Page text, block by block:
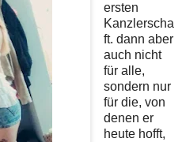
ersten
Kanzlerscha
ft. dann aber
auch nicht
für alle,
sondern nur
für die, von
denen er
heute hofft,